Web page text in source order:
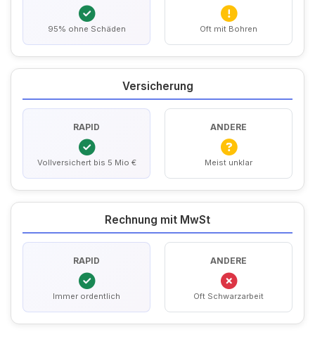
95% ohne Schäden Oft mit Bohren
Versicherung
RAPID
Vollversichert bis 5 Mio €
ANDERE
Meist unklar
Rechnung mit MwSt
RAPID
Immer ordentlich
ANDERE
Oft Schwarzarbeit